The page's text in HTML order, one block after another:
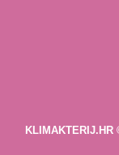
KLIMAKTERIJ.HR